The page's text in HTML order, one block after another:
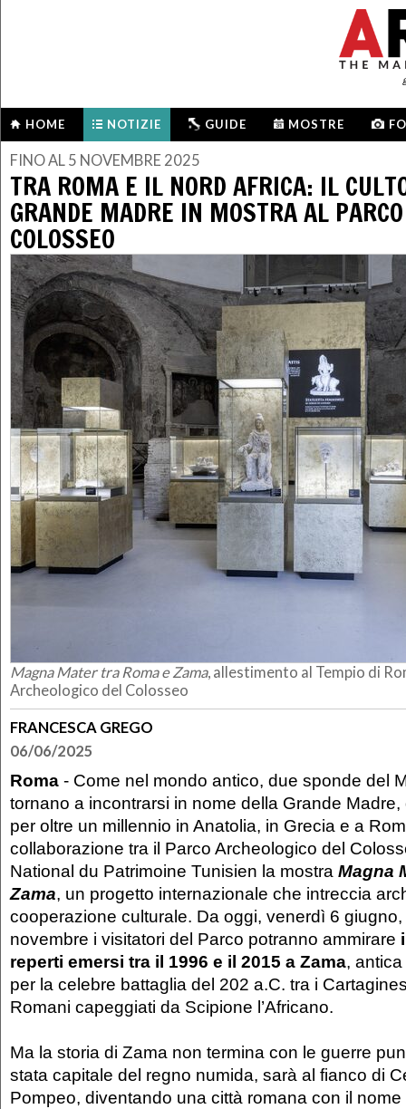
HOME NOTIZIE GUIDE MOSTRE
FINO AL 5 NOVEMBRE 2025
TRA ROMA E IL NORD AFRICA: IL
GRANDE MADRE IN MOSTRA AL
COLOSSEO
Magna Mater tra Roma e Zama, allestimento al Tempio di
Archeologico del Colosseo
FRANCESCA GREGO
06/06/2025
Roma - Come nel mondo antico, due sponde del
tornano a incontrarsi in nome della Grande
per oltre un millennio in Anatolia, in Grecia e a
collaborazione tra il Parco Archeologico del
National du Patrimoine Tunisien la mostra Magna
Zama, un progetto internazionale che intreccia
cooperazione culturale. Da oggi, venerdì 6
novembre i visitatori del Parco potranno ammirare
reperti emersi tra il 1996 e il 2015 a Zama,
per la celebre battaglia del 202 a.C. tra i
Romani capeggiati da Scipione l’Africano.
Ma la storia di Zama non termina con le guerre
stata capitale del regno numida, sarà al fianco di
Pompeo, diventando una città romana con il